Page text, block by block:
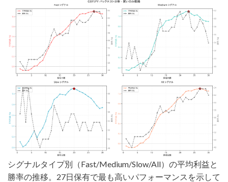
シグナルタイプ別（Fast/Medium/Slow/All）の平均利益と
勝率の推移。27日保有で最も高いパフォーマンスを示して